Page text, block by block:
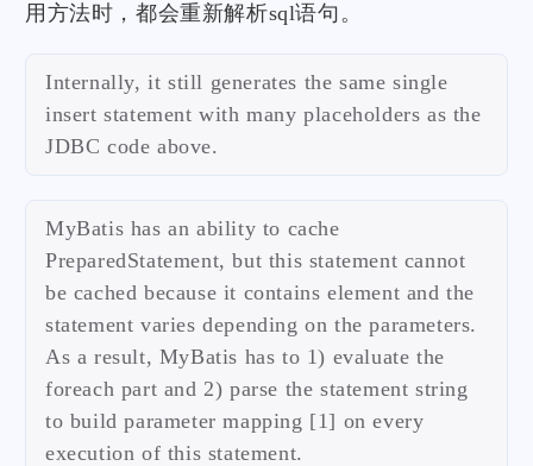
用方法时，都会重新解析sql语句。
Internally, it still generates the same single
insert statement with many placeholders as the
JDBC code above.
MyBatis has an ability to cache
PreparedStatement, but this statement cannot
be cached because it contains element and the
statement varies depending on the parameters.
As a result, MyBatis has to 1) evaluate the
foreach part and 2) parse the statement string
to build parameter mapping [1] on every
execution of this statement.